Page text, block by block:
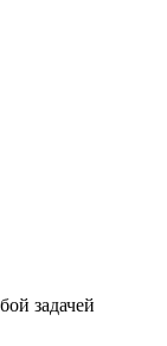
задачей